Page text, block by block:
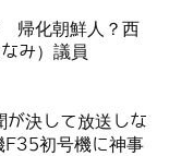
帰化朝鮮人？西
み）議員
が決して放送しな
F35初号機に神事